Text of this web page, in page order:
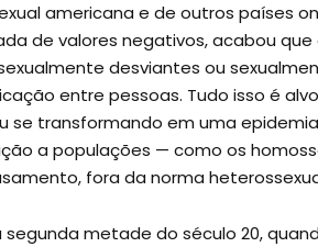
americana e de outros países
de valores negativos, acabou que
desviantes ou
entre pessoas. Tudo isso é
se transformando em uma
a populações — como os
fora da norma
segunda metade do século 20,